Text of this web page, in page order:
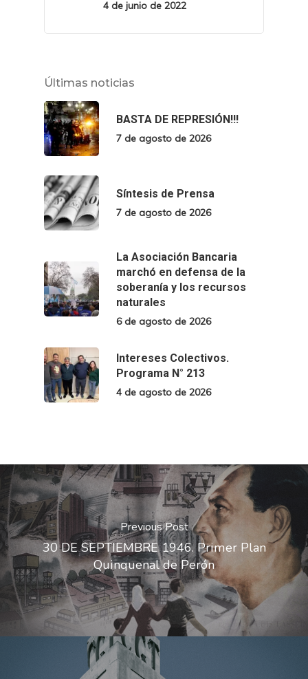
4 de junio de 2022
Últimas noticias
BASTA DE REPRESIÓN!!!
7 de agosto de 2026
Síntesis de Prensa
7 de agosto de 2026
La Asociación Bancaria
marchó en defensa de la
soberanía y los recursos
naturales
6 de agosto de 2026
Intereses Colectivos.
Programa N° 213
4 de agosto de 2026
Previous Post
30 DE SEPTIEMBRE 1946. Primer Plan
Quinquenal de Perón